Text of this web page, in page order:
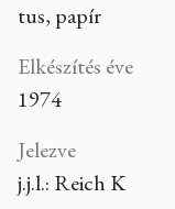
tus, papír
Elkészítés éve
1974
Jelezve
j.j.l.: Reich K